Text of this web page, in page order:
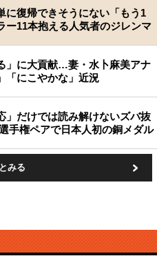
に復帰できそうにない「もう1
11本抱える人気者のジレンマ
」に大貢献…妻・水卜麻美アナ
「にこやかな」近況
だけでは読み解けないズバ抜
手権ペアで日本人初の銅メダル
みる